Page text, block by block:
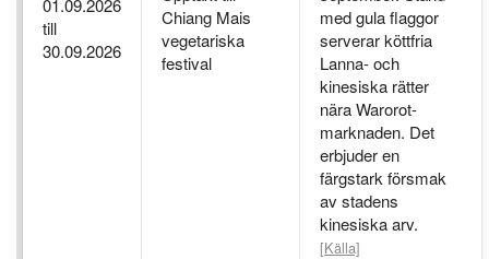
01.09.2026
till
30.09.2026
Chiang Mais
vegetariska
festival
med gula flaggor
serverar köttfria
Lanna- och
kinesiska rätter
nära Warorot-
marknaden. Det
erbjuder en
färgstark försmak
av stadens
kinesiska arv.
[Källa]